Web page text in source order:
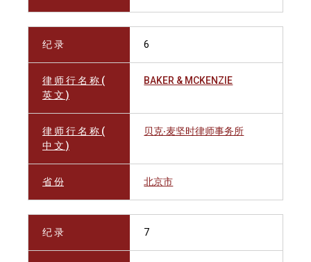
纪 录 6
律 师 行 名 称 (
英 文 )
BAKER & MCKENZIE
律 师 行 名 称 (
中 文 )
贝克‧麦坚时律师事务所
省 份 北京市
纪 录 7